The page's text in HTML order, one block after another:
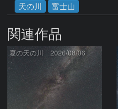
天の川
富士山
関連作品
夏の天の川 2026/08/06